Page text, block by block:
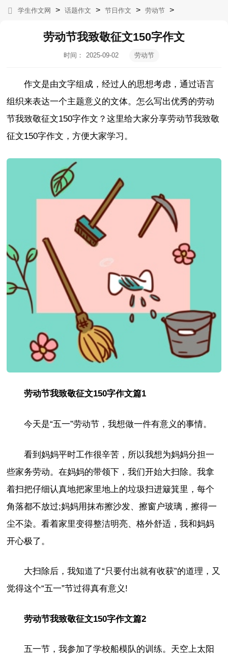
学生作文网 > 话题作文 > 节日作文 > 劳动节 >
劳动节我致敬征文150字作文
时间：
2025-09-02
劳动节
作文是由文字组成，经过人的思想考虑，通过语言
组织来表达一个主题意义的文体。怎么写出优秀的劳动
节我致敬征文150字作文？这里给大家分享劳动节我致敬
征文150字作文，方便大家学习。
劳动节我致敬征文150字作文篇1
今天是“五一”劳动节，我想做一件有意义的事情。
看到妈妈平时工作很辛苦，所以我想为妈妈分担一
些家务劳动。在妈妈的带领下，我们开始大扫除。我拿
着扫把仔细认真地把家里地上的垃圾扫进簸箕里，每个
角落都不放过;妈妈用抹布擦沙发、擦窗户玻璃，擦得一
尘不染。看着家里变得整洁明亮、格外舒适，我和妈妈
开心极了。
大扫除后，我知道了“只要付出就有收获”的道理，又
觉得这个“五一”节过得真有意义!
劳动节我致敬征文150字作文篇2
五一节，我参加了学校船模队的训练。天空上太阳